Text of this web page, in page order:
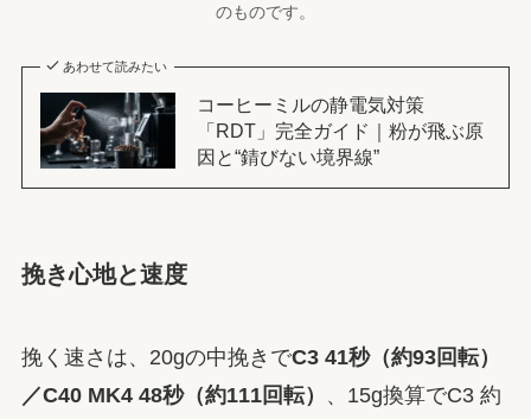
のものです。
あわせて読みたい
コーヒーミルの静電気対策
「RDT」完全ガイド｜粉が飛ぶ原
因と“錆びない境界線”
挽き心地と速度
挽く速さは、20gの中挽きでC3 41秒（約93回転）
／C40 MK4 48秒（約111回転）
、15g換算でC3 約